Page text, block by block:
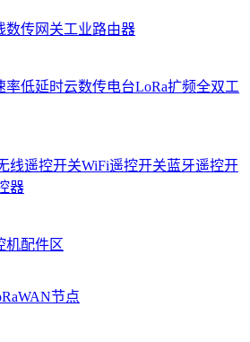
数传网关工业路由器
率低延时云数传电台LoRa扩频全双工
线遥控开关WiFi遥控开关蓝牙遥控开
器
机配件区
节点